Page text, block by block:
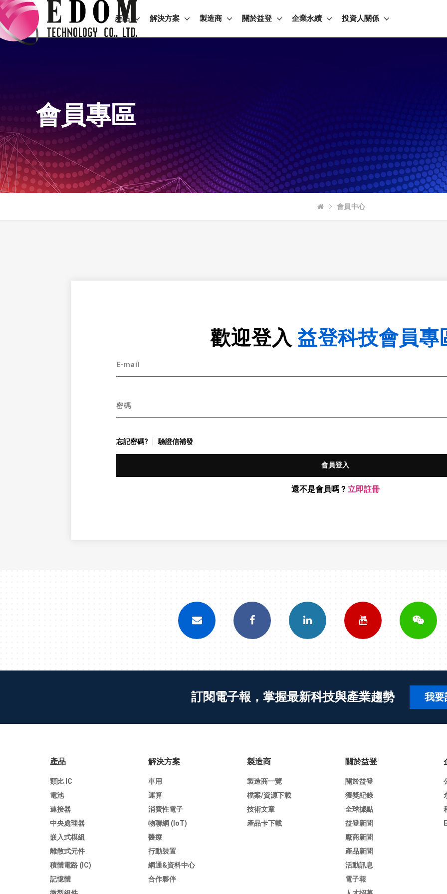
產品 解決方案 製造商 關於益登 企業永續 投資人關係
會員專區
會員中心
歡迎登入 益登科技會員專
E-mail
密碼
忘記密碼? 驗證信補發
會員登入
還不是會員嗎 ? 立即註冊
訂閱電子報，掌握最新科技與產業趨勢 我要
產品
類比 IC
電池
連接器
中央處理器
嵌入式模組
離散式元件
積體電路 (IC)
記憶體
解決方案
車用
運算
消費性電子
物聯網 (IoT)
醫療
行動裝置
網通&資料中心
合作夥伴
製造商
製造商一覽
檔案/資源下載
技術文章
產品卡下載
關於益登
關於益登
獲獎紀錄
全球據點
益登新聞
廠商新聞
產品新聞
活動訊息
電子報